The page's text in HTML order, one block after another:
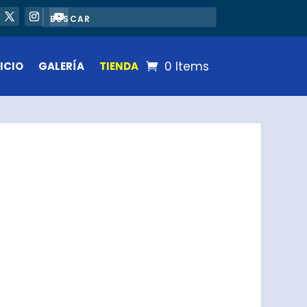
GALERÍA TIENDA 0 Items